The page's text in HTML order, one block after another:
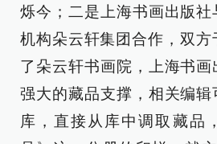
烁今；二是上海书画出版
机构朵云轩集团合作，双方
了朵云轩书画院，上海书画
强大的藏品支撑，相关编
库，直接从库中调取藏品